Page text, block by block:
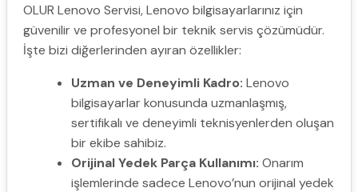
OLUR Lenovo Servisi, Lenovo bilgisayarlarınız için
güvenilir ve profesyonel bir teknik servis çözümüdür.
İşte bizi diğerlerinden ayıran özellikler:
Uzman ve Deneyimli Kadro: Lenovo
bilgisayarlar konusunda uzmanlaşmış,
sertifikalı ve deneyimli teknisyenlerden oluşan
bir ekibe sahibiz.
Orijinal Yedek Parça Kullanımı: Onarım
işlemlerinde sadece Lenovo’nun orijinal yedek